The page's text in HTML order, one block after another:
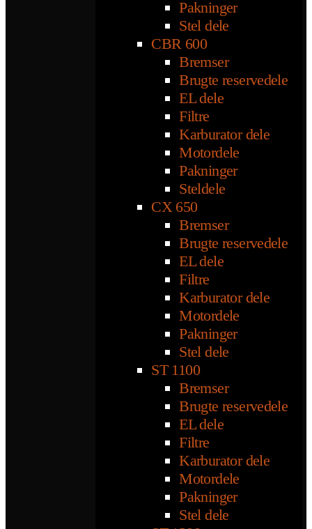
Pakninger
Stel dele
CBR 600
Bremser
Brugte reservedele
EL dele
Filtre
Karburator dele
Motordele
Pakninger
Steldele
CX 650
Bremser
Brugte reservedele
EL dele
Filtre
Karburator dele
Motordele
Pakninger
Stel dele
ST 1100
Bremser
Brugte reservedele
EL dele
Filtre
Karburator dele
Motordele
Pakninger
Stel dele